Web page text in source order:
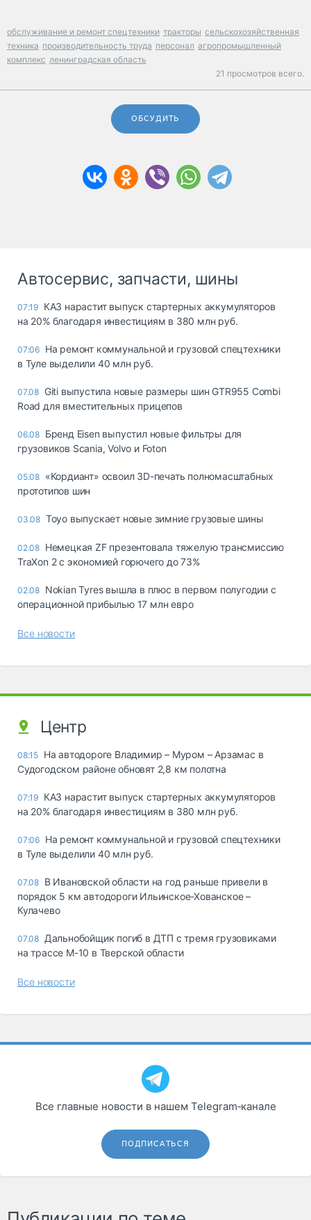
обслуживание и ремонт спецтехники тракторы сельскохозяйственная
техника производительность труда персонал агропромышленный
комплекс ленинградская область
21 просмотров всего.
ОБСУДИТЬ
Автосервис, запчасти, шины
07:19 КАЗ нарастит выпуск стартерных аккумуляторов
на 20% благодаря инвестициям в 380 млн руб.
07:06 На ремонт коммунальной и грузовой спецтехники
в Туле выделили 40 млн руб.
07.08 Giti выпустила новые размеры шин GTR955 Combi
Road для вместительных прицепов
06.08 Бренд Eisen выпустил новые фильтры для
грузовиков Scania, Volvo и Foton
05.08 «Кордиант» освоил 3D-печать полномасштабных
прототипов шин
03.08 Toyo выпускает новые зимние грузовые шины
02.08 Немецкая ZF презентовала тяжелую трансмиссию
TraXon 2 с экономией горючего до 73%
02.08 Nokian Tyres вышла в плюс в первом полугодии с
операционной прибылью 17 млн евро
Все новости
Центр
08:15 На автодороге Владимир – Муром – Арзамас в
Судогодском районе обновят 2,8 км полотна
07:19 КАЗ нарастит выпуск стартерных аккумуляторов
на 20% благодаря инвестициям в 380 млн руб.
07:06 На ремонт коммунальной и грузовой спецтехники
в Туле выделили 40 млн руб.
07.08 В Ивановской области на год раньше привели в
порядок 5 км автодороги Ильинское-Хованское –
Кулачево
07.08 Дальнобойщик погиб в ДТП с тремя грузовиками
на трассе М-10 в Тверской области
Все новости
Все главные новости в нашем Telegram‑канале
ПОДПИСАТЬСЯ